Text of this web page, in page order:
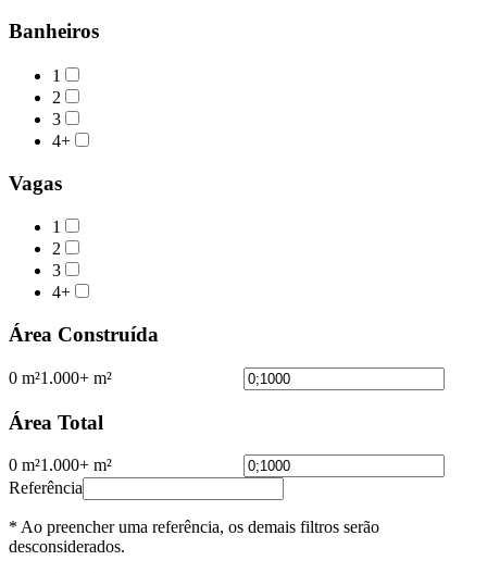
Banheiros
1
2
3
4+
Vagas
1
2
3
4+
Área Construída
0 m²1.000+ m²
Área Total
0 m²1.000+ m²
Referência
* Ao preencher uma referência, os demais filtros serão
desconsiderados.